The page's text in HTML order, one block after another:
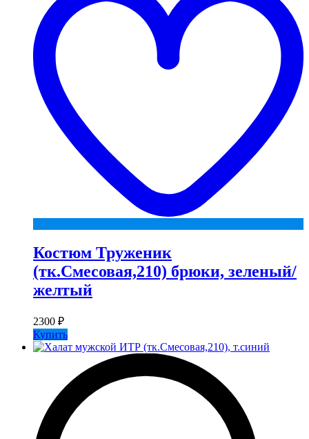
Костюм Труженик
(тк.Смесовая,210) брюки, зеленый/
желтый
2300 ₽
Купить